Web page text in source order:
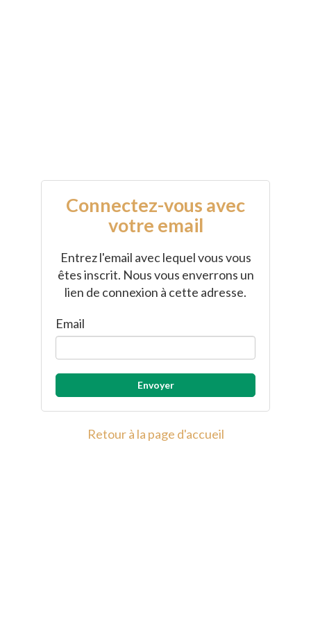
Connectez-vous avec
votre email
Entrez l'email avec lequel vous vous
êtes inscrit. Nous vous enverrons un
lien de connexion à cette adresse.
Email
Retour à la page d'accueil